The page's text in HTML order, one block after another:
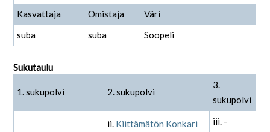
Kasvattaja
Omistaja
Väri
suba
suba Soopeli
Sukutaulu
1. sukupolvi 2. sukupolvi
3.
sukupolvi
ii. Kiittämätön Konkari
iii. -